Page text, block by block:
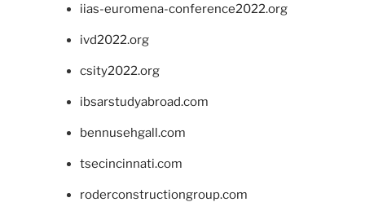
iias-euromena-conference2022.org
ivd2022.org
csity2022.org
ibsarstudyabroad.com
bennusehgall.com
tsecincinnati.com
roderconstructiongroup.com